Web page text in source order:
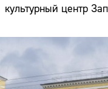
культурный центр